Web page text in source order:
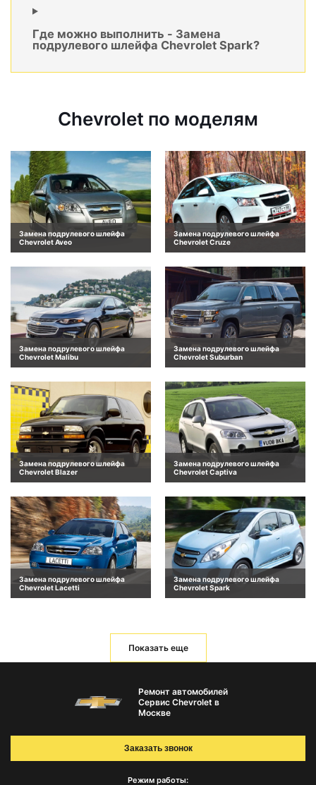
Где можно выполнить - Замена
подрулевого шлейфа Chevrolet Spark?
Chevrolet по моделям
Замена подрулевого шлейфа
Chevrolet Aveo
Замена подрулевого шлейфа
Chevrolet Cruze
Замена подрулевого шлейфа
Chevrolet Malibu
Замена подрулевого шлейфа
Chevrolet Suburban
Замена подрулевого шлейфа
Chevrolet Blazer
Замена подрулевого шлейфа
Chevrolet Captiva
Замена подрулевого шлейфа
Chevrolet Lacetti
Замена подрулевого шлейфа
Chevrolet Spark
Показать еще
Ремонт автомобилей
Сервис Chevrolet в
Москве
Режим работы:
Заказать звонок